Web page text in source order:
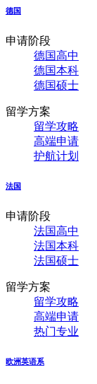
德国
申请阶段
德国高中
德国本科
德国硕士
留学方案
留学攻略
高端申请
护航计划
法国
申请阶段
法国高中
法国本科
法国硕士
留学方案
留学攻略
高端申请
热门专业
欧洲英语系